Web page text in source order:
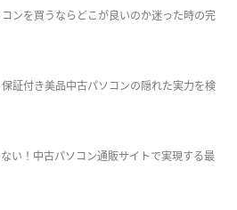
ンを買うならどこが良いのか迷った時の完
証付き美品中古パソコンの隠れた実力を検
い！中古パソコン通販サイトで実現する最